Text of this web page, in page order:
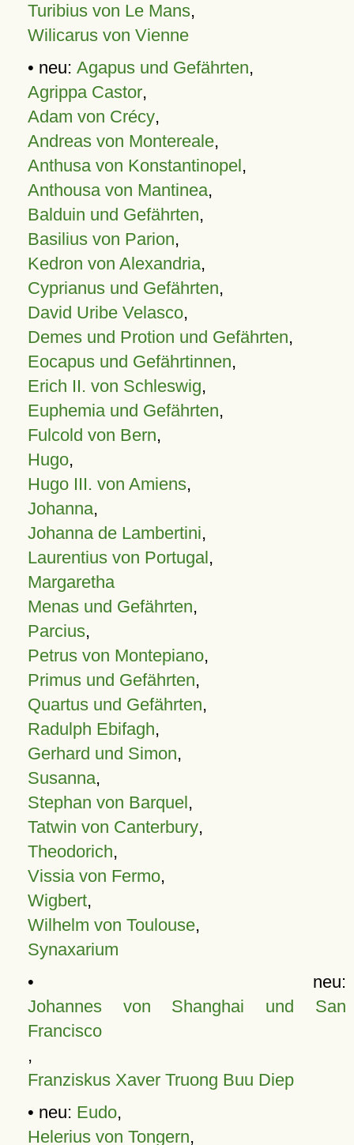
Turibius von Le Mans,
Wilicarus von Vienne
• neu: Agapus und Gefährten,
Agrippa Castor,
Adam von Crécy,
Andreas von Montereale,
Anthusa von Konstantinopel,
Anthousa von Mantinea,
Balduin und Gefährten,
Basilius von Parion,
Kedron von Alexandria,
Cyprianus und Gefährten,
David Uribe Velasco,
Demes und Protion und Gefährten,
Eocapus und Gefährtinnen,
Erich II. von Schleswig,
Euphemia und Gefährten,
Fulcold von Bern,
Hugo,
Hugo III. von Amiens,
Johanna,
Johanna de Lambertini,
Laurentius von Portugal,
Margaretha
Menas und Gefährten,
Parcius,
Petrus von Montepiano,
Primus und Gefährten,
Quartus und Gefährten,
Radulph Ebifagh,
Gerhard und Simon,
Susanna,
Stephan von Barquel,
Tatwin von Canterbury,
Theodorich,
Vissia von Fermo,
Wigbert,
Wilhelm von Toulouse,
Synaxarium
• neu:
Johannes von Shanghai und San
Francisco
,
Franziskus Xaver Truong Buu Diep
• neu: Eudo,
Helerius von Tongern,